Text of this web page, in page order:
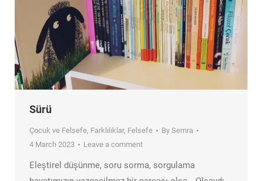
Sürü
Çocuk ve Felsefe, Farklılıklar, Felsefe By Semra
4 March 2023
Leave a comment
Eleştirel düşünme, soru sorma, sorgulama